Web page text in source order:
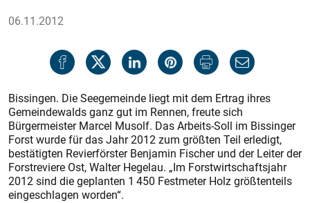
06.11.2012
Bissingen. Die Seegemeinde liegt mit dem Ertrag ihres
Gemeindewalds ganz gut im Rennen, freute sich
Bürgermeister Marcel Musolf. Das Arbeits-Soll im Bissinger
Forst wurde für das Jahr 2012 zum größten Teil erledigt,
bestätigten Revierförster Benjamin Fischer und der Leiter der
Forstreviere Ost, Walter Hegelau. „Im Forstwirtschaftsjahr
2012 sind die geplanten 1 450 Festmeter Holz größtenteils
eingeschlagen worden“.